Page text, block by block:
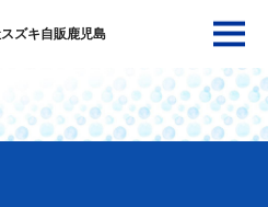
ズキ自販鹿児島